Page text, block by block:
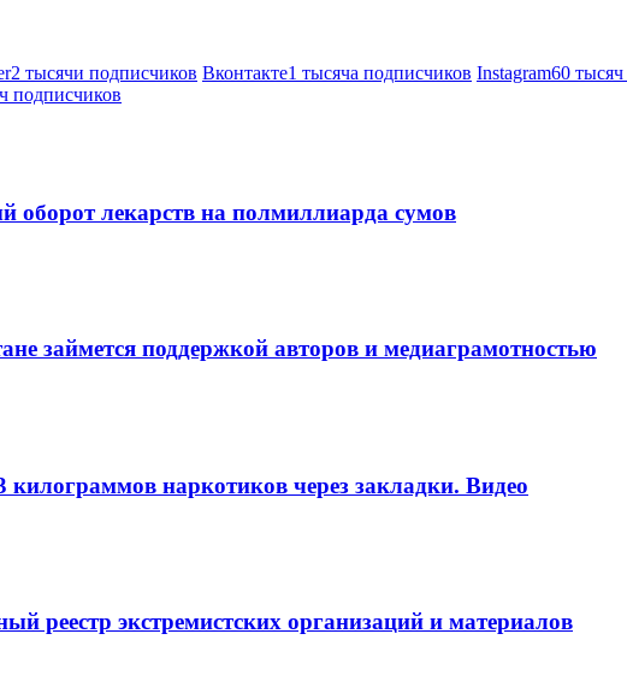
2 тысячи подписчиков Вконтакте1 тысяча подписчиков Instagram60
подписчиков
оборот лекарств на полмиллиарда сумов
займется поддержкой авторов и медиаграмотностью
килограммов наркотиков через закладки. Видео
реестр экстремистских организаций и материалов